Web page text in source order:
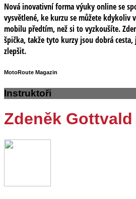
Nová inovativní forma výuky online se
vysvětlené, ke kurzu se můžete kdykoliv
mobilu předtím, než si to vyzkoušíte.
špička, takže tyto kurzy jsou dobrá
zlepšit.
MotoRoute Magazin
Instruktoři
Zdeněk Gottvald